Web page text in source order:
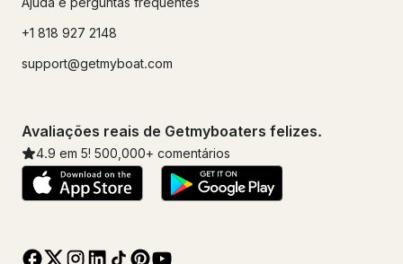
+1 818 927 2148
support@getmyboat.com
Avaliações reais de Getmyboaters felizes.
4.9 em 5! 500,000+ comentários